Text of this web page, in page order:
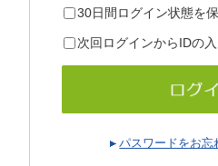
30日間ログイン状態を
次回ログインからIDの
パスワードをお忘